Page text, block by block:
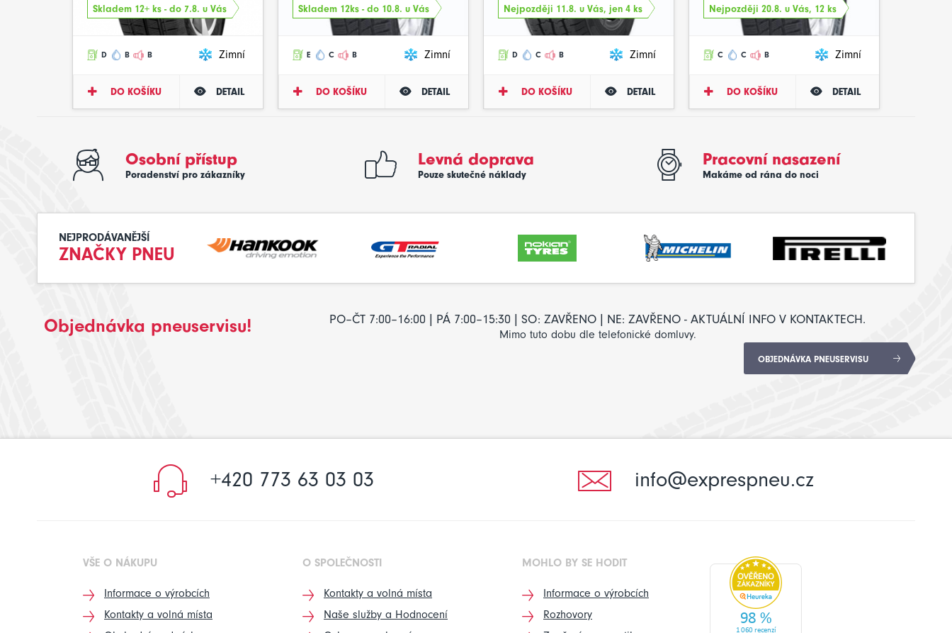
Skladem 12+ ks - do 7.8. u Vás
D B B Zimní
DO KOŠÍKU DETAIL
Skladem 12ks - do 10.8. u Vás
E C B Zimní
DO KOŠÍKU DETAIL
Nejpozději 11.8. u Vás, jen 4 ks
D C B Zimní
DO KOŠÍKU DETAIL
Nejpozději 20.8. u Vás, 12 ks
C C B Zimní
DO KOŠÍKU DETAIL
Osobní přístup
Poradenství pro zákazníky
Levná doprava
Pouze skutečné náklady
Pracovní nasazení
Makáme od rána do noci
NEJPRODÁVANĚJŠÍ
ZNAČKY PNEU
Objednávka pneuservisu! PO–ČT 7:00–16:00 | PÁ 7:00–15:30 | SO: ZAVŘENO | NE: ZAVŘENO - AKTUÁLNÍ INFO V KONTAKTECH.
Mimo tuto dobu dle telefonické domluvy.
OBJEDNÁVKA PNEUSERVISU
+420 773 63 03 03 info@exprespneu.cz
VŠE O NÁKUPU
Informace o výrobcích
Kontakty a volná místa
O SPOLEČNOSTI
Kontakty a volná místa
Naše služby a Hodnocení
MOHLO BY SE HODIT
Informace o výrobcích
Rozhovory